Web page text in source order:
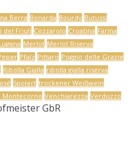
Berra Bonarda Bourdy Butussi
del Friuli Cozzarolo Croatina Farina
Merlot Merlot Riserva
Pfalz Pittaro Poggio delle Grazie
Ribolla Gialla ribolla gialla riserva
Spolert trockener Weißwein
Montecorno Venchiarezza Verduzzo
GbR